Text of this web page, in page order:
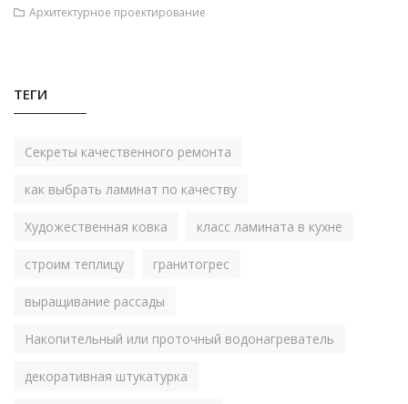
Архитектурное проектирование
ТЕГИ
Секреты качественного ремонта
как выбрать ламинат по качеству
Художественная ковка класс ламината в кухне
строим теплицу гранитогрес
выращивание рассады
Накопительный или проточный водонагреватель
декоративная штукатурка